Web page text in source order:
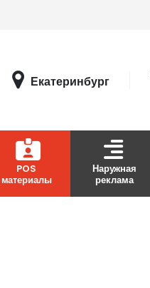
Екатеринбург
POS
материалы
Наружная
реклама